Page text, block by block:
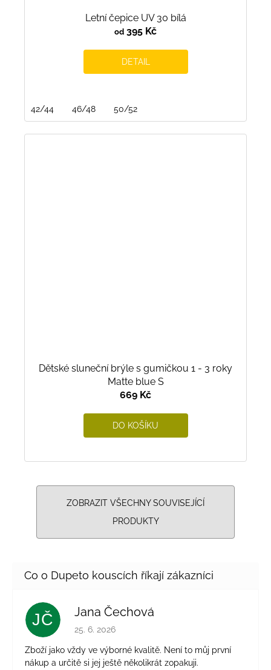
Letní čepice UV 30 bílá
od 395 Kč
DETAIL
42/44 46/48 50/52
Dětské sluneční brýle s gumičkou 1 - 3 roky
Matte blue S
669 Kč
DO KOŠÍKU
ZOBRAZIT VŠECHNY SOUVISEJÍCÍ
PRODUKTY
JČ Jana Čechová
Hodnocení obchodu je 5 z 5 hvězdiček.
25. 6. 2026
Zboží jako vždy ve výborné kvalitě. Není to můj první
nákup a určitě si jej ještě několikrát zopakuji.